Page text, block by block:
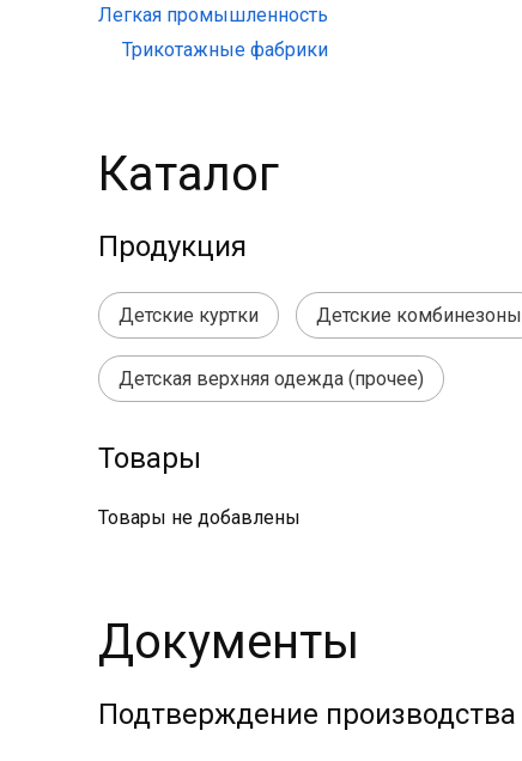
Легкая промышленность
Трикотажные фабрики
Каталог
Продукция
Детские куртки Детские комбинезоны
Детская верхняя одежда (прочее)
Товары
Товары не добавлены
Документы
Подтверждение производства